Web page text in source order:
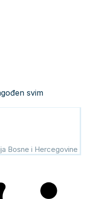
svim
Bosne i Hercegovine